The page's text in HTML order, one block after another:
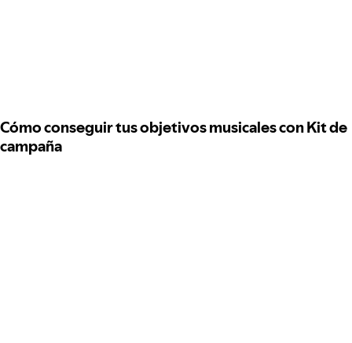
Cómo conseguir tus objetivos musicales con Kit de
campaña